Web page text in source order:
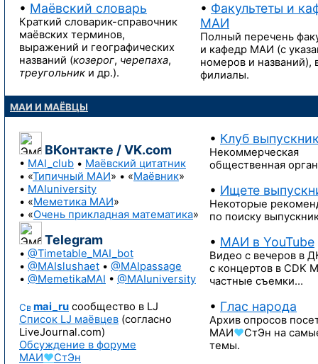
• Маёвский словарь
Краткий словарик-справочник
маёвских терминов,
выражений и географических
названий (козерог, черепаха,
треугольник и др.).
• Факультеты и
МАИ
Полный перечень
и кафедр МАИ (с
номеров и названий),
филиалы.
МАИ И МАЁВЦЫ
ВКонтакте / VK.com
• MAI_club • Маёвский цитатник
• «Типичный МАИ» • «Маёвник»
• MAIuniversity
• «Меметика МАИ»
• «Очень прикладная математика»
Telegram
• @Timetable_MAI_bot
• @MAIslushaet • @MAIpassage
• @MemetikaMAI • @MAIuniversity
mai_ru сообщество в LJ
Список LJ маёвцев (согласно
LiveJournal.com)
Обсуждение в форуме
МАИ♥СтЭн
• Клуб
Некоммерческая
общественная
• Ищете
Некоторые
по поиску
• МАИ в YouTube
Видео с вечеров в
с концертов в CDK
частные съемки…
• Глас народа
Архив опросов
МАИ♥СтЭн на
темы.